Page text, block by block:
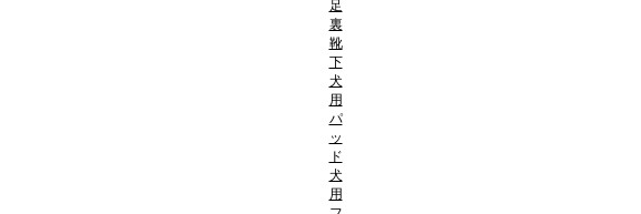
足
裏
靴
下
犬
用
パ
ッ
ド
犬
用